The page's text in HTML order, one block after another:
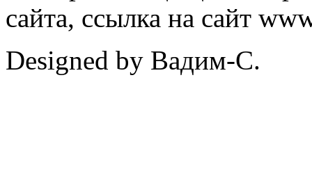
сайта, ссылка на сайт
Designed by Вадим-С.